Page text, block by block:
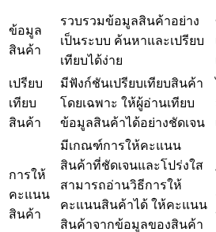
ข้อมูล
สินค้า
รวบรวมข้อมูลสินค้าอย่าง
เป็นระบบ ค้นหาและเปรียบ
เทียบได้ง่าย
เปรียบ
เทียบ
สินค้า
มีฟังก์ชันเปรียบเทียบสินค้า
โดยเฉพาะ ให้ผู้อ่านเทียบ
ข้อมูลสินค้าได้อย่างชัดเจน
การให้
คะแนน
สินค้า
มีเกณฑ์การให้คะแนน
สินค้าที่ชัดเจนและโปร่งใส
สามารถอ่านวิธีการให้
คะแนนสินค้าได้ ให้คะแนน
สินค้าจากข้อมูลของสินค้า